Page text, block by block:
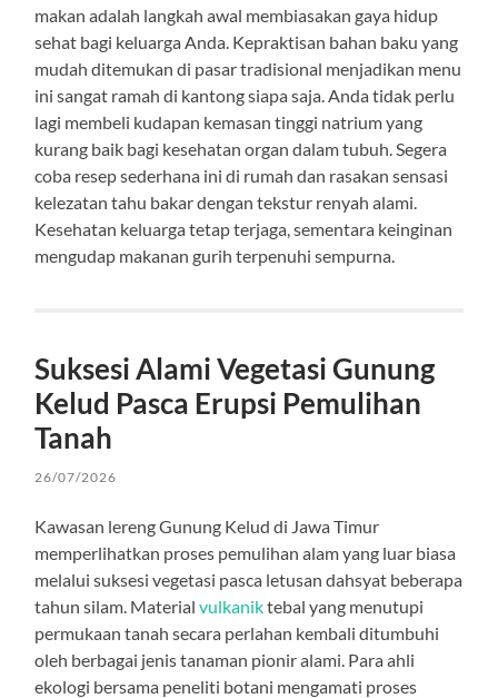
makan adalah langkah awal membiasakan gaya hidup
sehat bagi keluarga Anda. Kepraktisan bahan baku yang
mudah ditemukan di pasar tradisional menjadikan menu
ini sangat ramah di kantong siapa saja. Anda tidak perlu
lagi membeli kudapan kemasan tinggi natrium yang
kurang baik bagi kesehatan organ dalam tubuh. Segera
coba resep sederhana ini di rumah dan rasakan sensasi
kelezatan tahu bakar dengan tekstur renyah alami.
Kesehatan keluarga tetap terjaga, sementara keinginan
mengudap makanan gurih terpenuhi sempurna.
Suksesi Alami Vegetasi Gunung
Kelud Pasca Erupsi Pemulihan
Tanah
26/07/2026
Kawasan lereng Gunung Kelud di Jawa Timur
memperlihatkan proses pemulihan alam yang luar biasa
melalui suksesi vegetasi pasca letusan dahsyat beberapa
tahun silam. Materialvulkaniktebal yang menutupi
permukaan tanah secara perlahan kembali ditumbuhi
oleh berbagai jenis tanaman pionir alami. Para ahli
ekologi bersama peneliti botani mengamati proses